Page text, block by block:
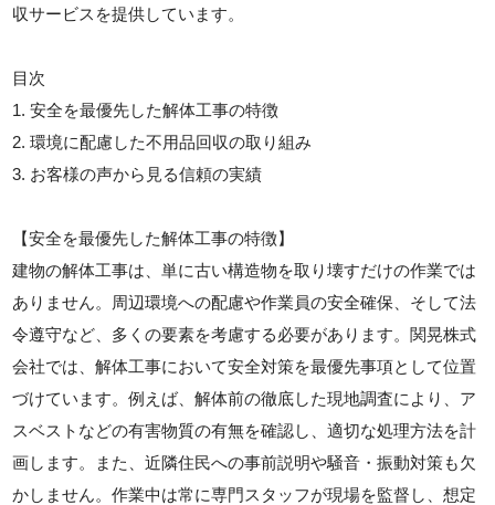
収サービスを提供しています。
目次
1. 安全を最優先した解体工事の特徴
2. 環境に配慮した不用品回収の取り組み
3. お客様の声から見る信頼の実績
【安全を最優先した解体工事の特徴】
建物の解体工事は、単に古い構造物を取り壊すだけの作業では
ありません。周辺環境への配慮や作業員の安全確保、そして法
令遵守など、多くの要素を考慮する必要があります。関晃株式
会社では、解体工事において安全対策を最優先事項として位置
づけています。例えば、解体前の徹底した現地調査により、ア
スベストなどの有害物質の有無を確認し、適切な処理方法を計
画します。また、近隣住民への事前説明や騒音・振動対策も欠
かしません。作業中は常に専門スタッフが現場を監督し、想定